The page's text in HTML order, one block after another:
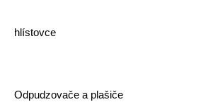
hlístovce
Odpudzovače a plašiče